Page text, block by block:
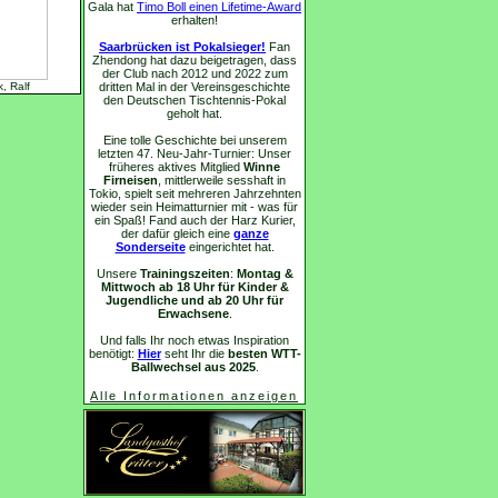
Ralf
Gala hat Timo Boll einen Lifetime-Award
erhalten!
Saarbrücken ist Pokalsieger! Fan
Zhendong hat dazu beigetragen, dass
der Club nach 2012 und 2022 zum
dritten Mal in der Vereinsgeschichte
den Deutschen Tischtennis-Pokal
geholt hat.
Eine tolle Geschichte bei unserem
letzten 47. Neu-Jahr-Turnier: Unser
früheres aktives Mitglied Winne
Firneisen , mittlerweile sesshaft in
Tokio, spielt seit mehreren Jahrzehnten
wieder sein Heimatturnier mit - was für
ein Spaß! Fand auch der Harz Kurier,
der dafür gleich eine ganze
Sonderseiteeingerichtet hat.
Unsere Trainingszeiten: Montag &
Mittwoch ab 18 Uhr für Kinder &
Jugendliche und ab 20 Uhr für
Erwachsene.
Und falls Ihr noch etwas Inspiration
benötigt: Hierseht Ihr die besten WTT-
Ballwechsel aus 2025.
Alle Informationen anzeigen